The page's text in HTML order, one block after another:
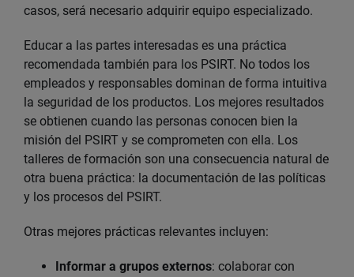
casos, será necesario adquirir equipo especializado.
Educar a las partes interesadas es una práctica
recomendada también para los PSIRT. No todos los
empleados y responsables dominan de forma intuitiva
la seguridad de los productos. Los mejores resultados
se obtienen cuando las personas conocen bien la
misión del PSIRT y se comprometen con ella. Los
talleres de formación son una consecuencia natural de
otra buena práctica: la documentación de las políticas
y los procesos del PSIRT.
Otras mejores prácticas relevantes incluyen:
Informar a grupos externos: colaborar con